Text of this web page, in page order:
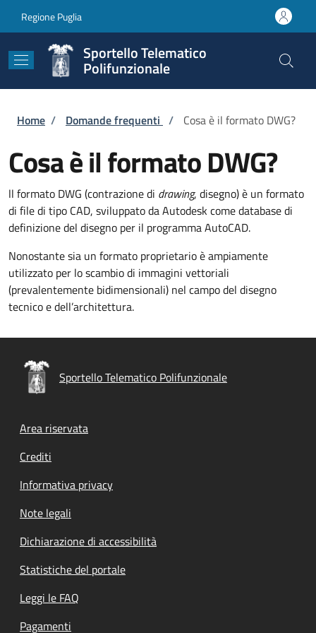
Regione Puglia
Sportello Telematico
Polifunzionale
Briciole di pane
Home / Domande frequenti / Cosa è il formato DWG?
Cosa è il formato DWG?
ll formato DWG (contrazione di drawing, disegno) è un formato
di file di tipo CAD, sviluppato da Autodesk come database di
definizione del disegno per il programma AutoCAD.
Nonostante sia un formato proprietario è ampiamente
utilizzato per lo scambio di immagini vettoriali
(prevalentemente bidimensionali) nel campo del disegno
tecnico e dell’architettura.
Sportello Telematico Polifunzionale
Footer menu
Area riservata
Crediti
Informativa privacy
Note legali
Dichiarazione di accessibilità
Statistiche del portale
Leggi le FAQ
Pagamenti